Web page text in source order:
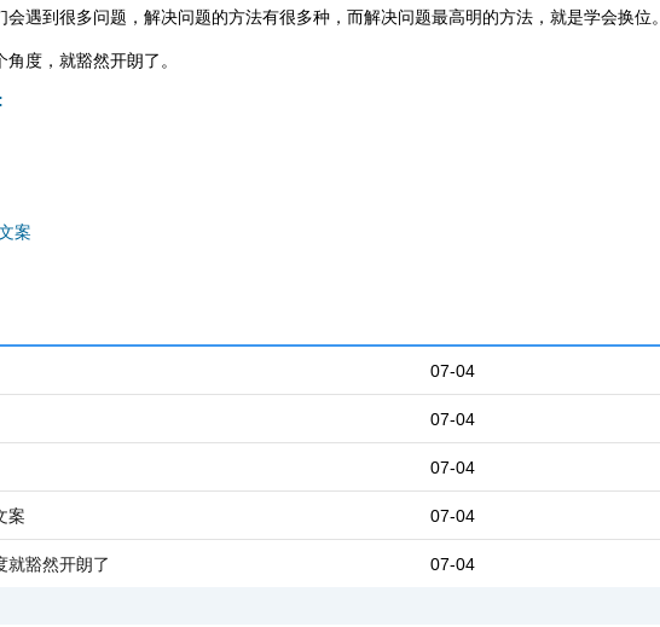
会遇到很多问题，解决问题的方法有很多种，而解决问题最高明的方法，就是学会换位。
度，就豁然开朗了。
案
07-04
07-04
07-04
07-04
案
07-04
就豁然开朗了